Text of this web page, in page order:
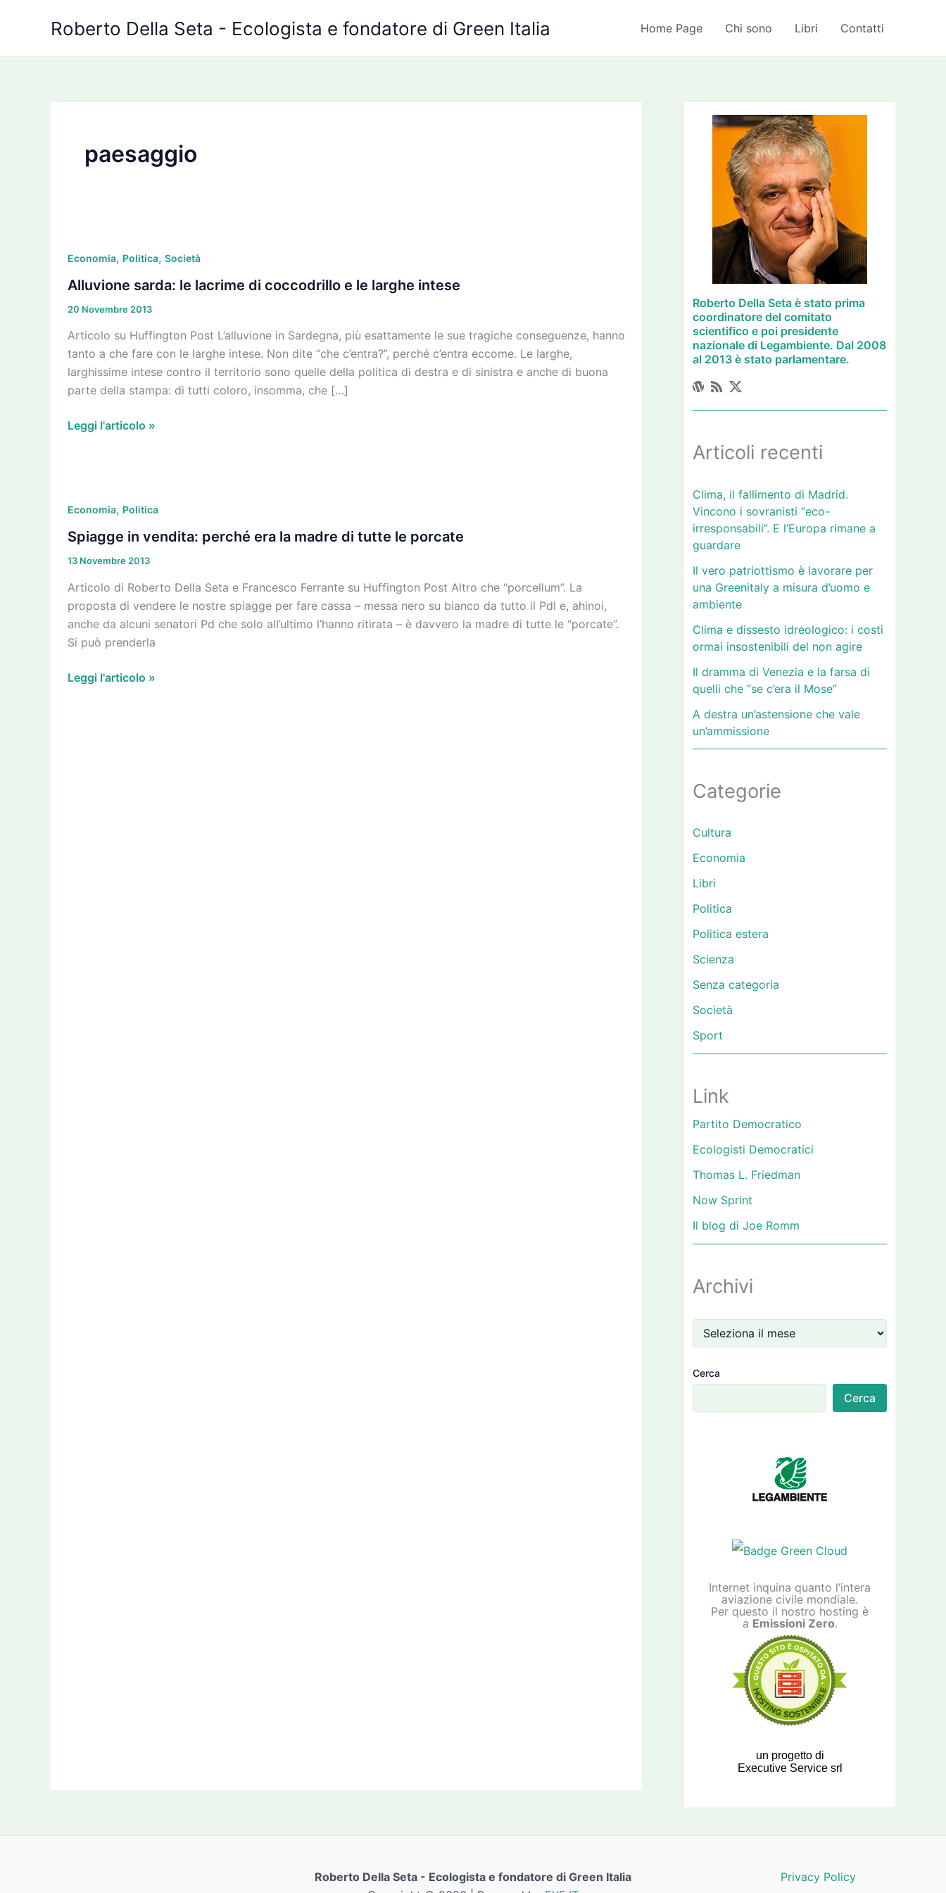
Roberto Della Seta - Ecologista e fondatore di Green Italia Home Page Chi sono Libri Contatti
paesaggio
Economia, Politica, Società
Alluvione sarda: le lacrime di coccodrillo e le larghe intese
20 Novembre 2013
Articolo su Huffington Post L’alluvione in Sardegna, più esattamente le sue tragiche conseguenze, hanno
tanto a che fare con le larghe intese. Non dite “che c’entra?”, perché c’entra eccome. Le larghe,
larghissime intese contro il territorio sono quelle della politica di destra e di sinistra e anche di buona
parte della stampa: di tutti coloro, insomma, che […]
sarda:
le
di
coccodrillo
e
le
larghe
Leggi l'articolo »
Economia, Politica
Spiagge in vendita: perché era la madre di tutte le porcate
13 Novembre 2013
Articolo di Roberto Della Seta e Francesco Ferrante su Huffington Post Altro che “porcellum”. La
proposta di vendere le nostre spiagge per fare cassa – messa nero su bianco da tutto il Pdl e, ahinoi,
anche da alcuni senatori Pd che solo all’ultimo l’hanno ritirata – è davvero la madre di tutte le “porcate”.
Si può prenderla
in
vendita:
perché
era
la
madre
di
tutte
porcate
Leggi l'articolo »
Roberto Della Seta è stato prima
coordinatore del comitato
scientifico e poi presidente
nazionale di Legambiente. Dal 2008
al 2013 è stato parlamentare.
Articoli recenti
Clima, il fallimento di Madrid.
Vincono i sovranisti “eco-
irresponsabili”. E l’Europa rimane a
guardare
Il vero patriottismo è lavorare per
una Greenitaly a misura d’uomo e
ambiente
Clima e dissesto idreologico: i costi
ormai insostenibili del non agire
Il dramma di Venezia e la farsa di
quelli che “se c’era il Mose”
A destra un’astensione che vale
un’ammissione
Categorie
Cultura
Economia
Libri
Politica
Politica estera
Scienza
Senza categoria
Società
Sport
Link
Partito Democratico
Ecologisti Democratici
Thomas L. Friedman
Now Sprint
Il blog di Joe Romm
Archivi
c
Cerca
Cerca
Internet inquina quanto l’intera
aviazione civile mondiale.
Per questo il nostro hosting è
a Emissioni Zero.
un progetto di
Executive Service srl
Roberto Della Seta - Ecologista e fondatore di Green Italia
Privacy Policy